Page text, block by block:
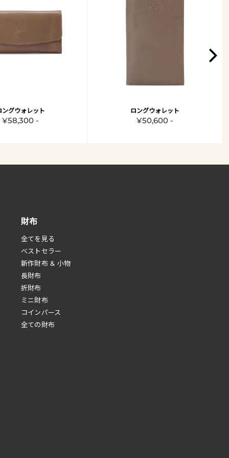
ングウォレット
¥58,300 -
ロングウォレット
¥50,600 -
財布
全てを見る
べストセラー
新作財布 & 小物
長財布
折財布
ミニ財布
コインパース
全ての財布